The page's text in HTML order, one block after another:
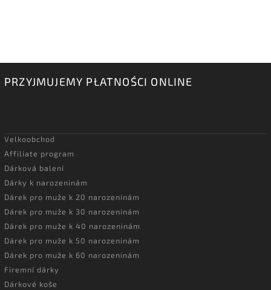
PRZYJMUJEMY PŁATNOŚCI ONLINE
Velkoobchod
Affiliate program
Dárková balení
Dárky k narozeninám
Dárek pro muže k 20 narozeninám
Dárek pro muže k 30 narozeninám
Dárek pro muže k 40 narozeninám
Dárek pro muže k 50 narozeninám
Dárek pro muže k 60 narozeninám
Firemní dárky
Dárkové koše